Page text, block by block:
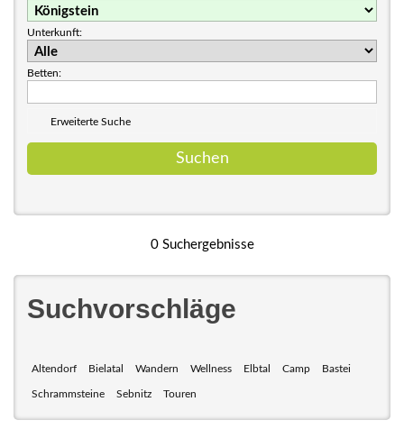
Unterkunft:
Betten:
Erweiterte Suche
0 Suchergebnisse
Suchvorschläge
Altendorf Bielatal Wandern Wellness Elbtal Camp Bastei
Schrammsteine Sebnitz Touren